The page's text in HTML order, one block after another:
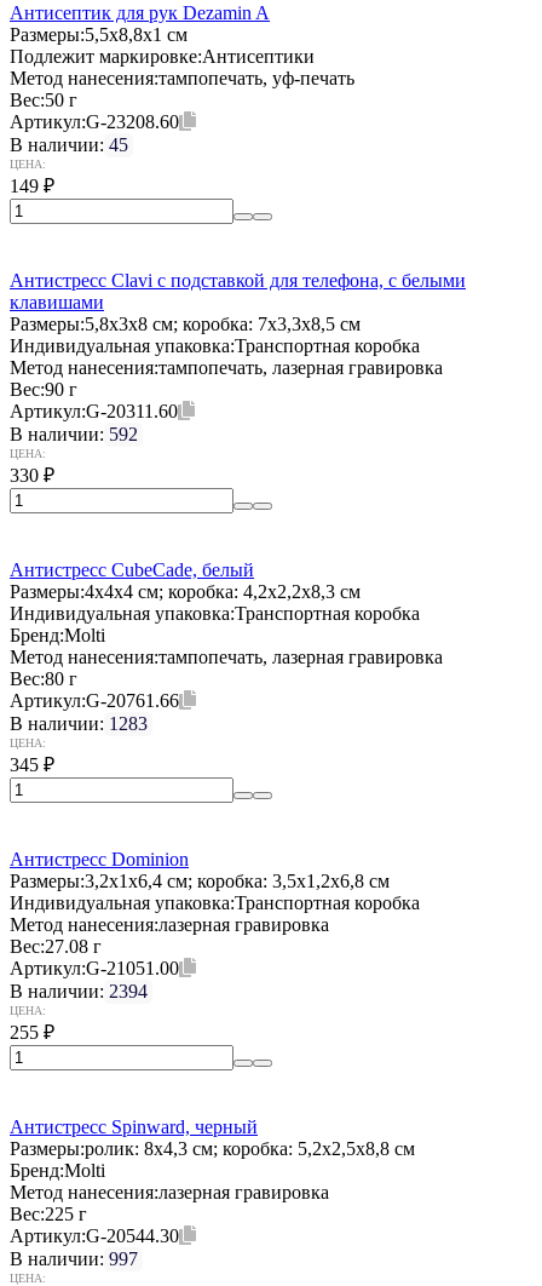
Антисептик для рук Dezamin A
Размеры:5,5х8,8х1 см
Подлежит маркировке:Антисептики
Метод нанесения:тампопечать, уф-печать
Вес:50 г
Артикул:G-23208.60
В наличии: 45
ЦЕНА:
149 ₽
Антистресс Clavi с подставкой для телефона, с белыми
клавишами
Размеры:5,8х3х8 см; коробка: 7x3,3x8,5 см
Индивидуальная упаковка:Транспортная коробка
Метод нанесения:тампопечать, лазерная гравировка
Вес:90 г
Артикул:G-20311.60
В наличии: 592
ЦЕНА:
330 ₽
Антистресс CubeCade, белый
Размеры:4х4х4 см; коробка: 4,2x2,2x8,3 см
Индивидуальная упаковка:Транспортная коробка
Бренд:Molti
Метод нанесения:тампопечать, лазерная гравировка
Вес:80 г
Артикул:G-20761.66
В наличии: 1283
ЦЕНА:
345 ₽
Антистресс Dominion
Размеры:3,2х1х6,4 см; коробка: 3,5x1,2x6,8 см
Индивидуальная упаковка:Транспортная коробка
Метод нанесения:лазерная гравировка
Вес:27.08 г
Артикул:G-21051.00
В наличии: 2394
ЦЕНА:
255 ₽
Антистресс Spinward, черный
Размеры:ролик: 8x4,3 см; коробка: 5,2x2,5x8,8 см
Бренд:Molti
Метод нанесения:лазерная гравировка
Вес:225 г
Артикул:G-20544.30
В наличии: 997
ЦЕНА: